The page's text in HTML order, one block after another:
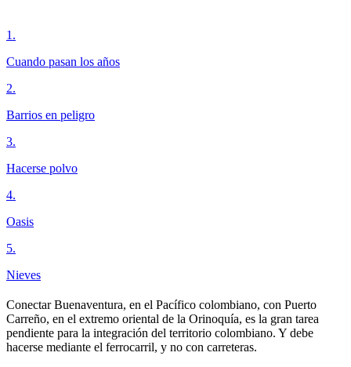
1 .
Cuando pasan los años
2.
Barrios en peligro
3.
Hacerse polvo
4.
Oasis
5.
Nieves
Conectar Buenaventura, en el Pacífico colombiano, con Puerto
Carreño, en el extremo oriental de la Orinoquía, es la gran tarea
pendiente para la integración del territorio colombiano. Y debe
hacerse mediante el ferrocarril, y no con carreteras.